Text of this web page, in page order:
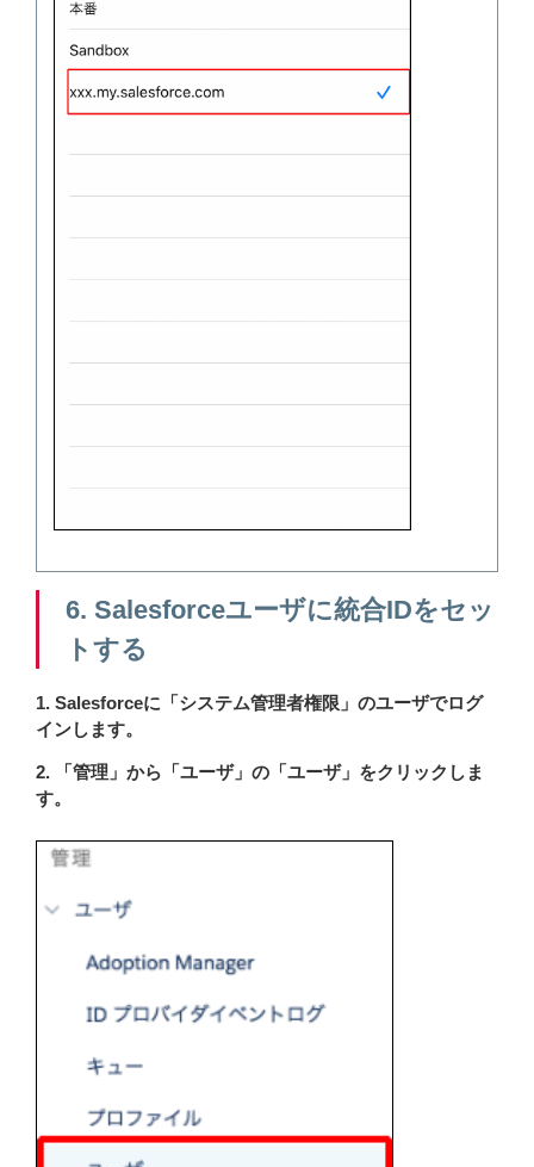
6. Salesforceユーザに統合IDをセッ
トする
1. Salesforceに「システム管理者権限」のユーザでログ
インします。
2. 「管理」から「ユーザ」の「ユーザ」をクリックしま
す。